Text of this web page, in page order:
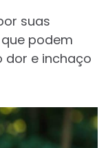
suas
podem
dor e inchaço